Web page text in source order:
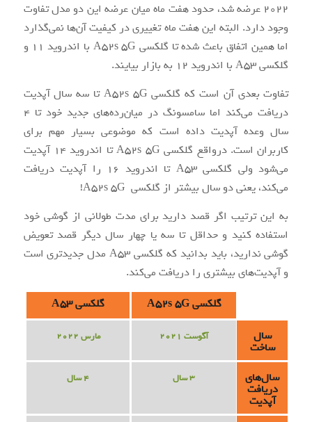
2022 عرضه شد، حدود هفت ماه میان عرضه این دو مدل تفاوت
وجود دارد. البته این هفت ماه تغییری در کیفیت آن‌ها نمی‌گذارد
اما همین اتفاق باعث شده تا گلکسی A52s 5G با اندروید 11 و
گلکسی A53 با اندروید 12 به بازار بیایند.
تفاوت بعدی آن است که گلکسی A52s 5G تا سه سال آپدیت
دریافت می‌کند اما سامسونگ در میان‌رده‌های جدید خود تا 4
سال وعده آپدیت داده است که موضوعی بسیار مهم برای
کاربران است. درواقع گلکسی A52s 5G تا اندروید 14 آپدیت
می‌شود ولی گلکسی A53 تا اندروید 16 را آپدیت دریافت
می‌کند، یعنی دو سال بیشتر از گلکسی A52s 5G!
به این ترتیب اگر قصد دارید برای مدت طولانی از گوشی خود
استفاده کنید و حداقل تا سه یا چهار سال دیگر قصد تعویض
گوشی ندارید، باید بدانید که گلکسی A53 مدل جدیدتری است
و آپدیت‌های بیشتری را دریافت می‌کند.
گلکسی A52s 5G
گلکسی A53
سال
ساخت
آگوست 2021 مارس 2022
سال‌های
دریافت
آپدیت
3 سال 4 سال